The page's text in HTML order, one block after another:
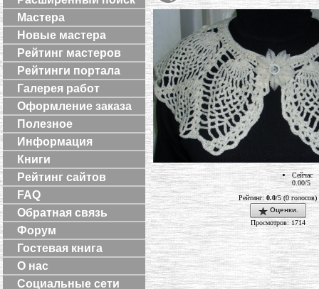
Мастера
Новые мастера
Рейтинг мастеров
Рейтинги портала
Галерея работ
Оформление заказа
Полезное
Информация
Книги
Рейтинг сайтов
FAQ
Обратная связь
Форум
Гостевая книга
О нас
Социальные сети
Сейчас
0.00/5
Рейтинг:0.0/5 (0 голосов)
Оценки.
Просмотров: 1714